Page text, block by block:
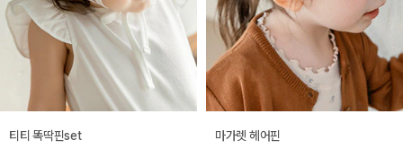
티티 똑딱핀set 마가렛 헤어핀